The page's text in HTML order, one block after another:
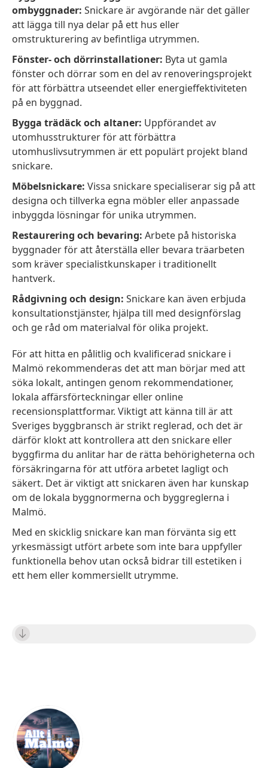
ombyggnader: Snickare är avgörande när det gäller
att lägga till nya delar på ett hus eller
omstrukturering av befintliga utrymmen.
Fönster- och dörrinstallationer: Byta ut gamla
fönster och dörrar som en del av renoveringsprojekt
för att förbättra utseendet eller energieffektiviteten
på en byggnad.
Bygga trädäck och altaner: Uppförandet av
utomhusstrukturer för att förbättra
utomhuslivsutrymmen är ett populärt projekt bland
snickare.
Möbelsnickare: Vissa snickare specialiserar sig på att
designa och tillverka egna möbler eller anpassade
inbyggda lösningar för unika utrymmen.
Restaurering och bevaring: Arbete på historiska
byggnader för att återställa eller bevara träarbeten
som kräver specialistkunskaper i traditionellt
hantverk.
Rådgivning och design: Snickare kan även erbjuda
konsultationstjänster, hjälpa till med designförslag
och ge råd om materialval för olika projekt.
För att hitta en pålitlig och kvalificerad snickare i
Malmö rekommenderas det att man börjar med att
söka lokalt, antingen genom rekommendationer,
lokala affärsförteckningar eller online
recensionsplattformar. Viktigt att känna till är att
Sveriges byggbransch är strikt reglerad, och det är
därför klokt att kontrollera att den snickare eller
byggfirma du anlitar har de rätta behörigheterna och
försäkringarna för att utföra arbetet lagligt och
säkert. Det är viktigt att snickaren även har kunskap
om de lokala byggnormerna och byggreglerna i
Malmö.
Med en skicklig snickare kan man förvänta sig ett
yrkesmässigt utfört arbete som inte bara uppfyller
funktionella behov utan också bidrar till estetiken i
ett hem eller kommersiellt utrymme.